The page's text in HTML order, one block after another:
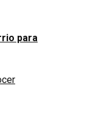
para